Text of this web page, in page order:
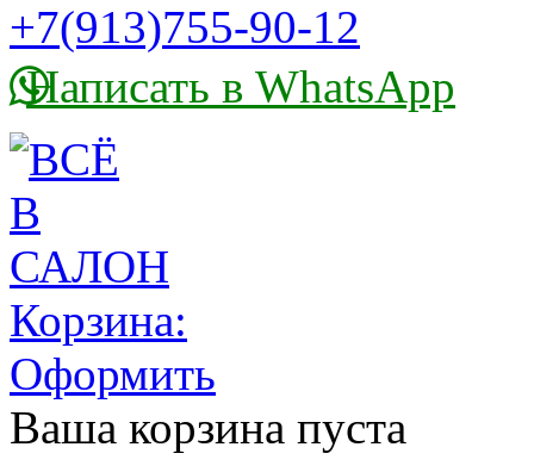
+7(913)755-90-12
Написать в WhatsApp
Корзина:
Оформить
Ваша корзина пуста